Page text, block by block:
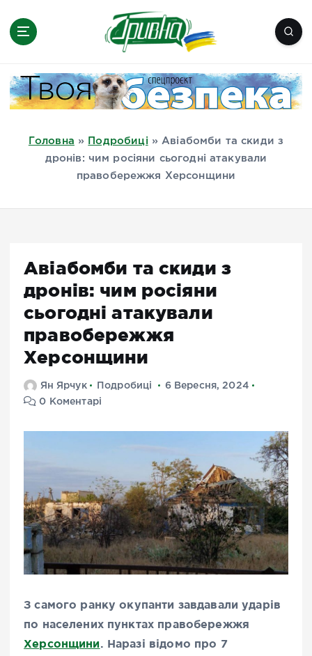
Миколаїв, Одеса, Мелітополь
Головна » Подробиці » Авіабомби та скиди з
дронів: чим росіяни сьогодні атакували
правобережжя Херсонщини
Авіабомби та скиди з
дронів: чим росіяни
сьогодні атакували
правобережжя
Херсонщини
Ян Ярчук Подробиці
6 Вересня, 2024
0 Коментарі
З самого ранку окупанти завдавали ударів
по населених пунктах правобережжя
Херсонщини. Наразі відомо про 7